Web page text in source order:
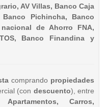
AV Villas, Banco Caja
Pichincha, Banco
de Ahorro FNA,
Banco Finandina y
comprando propiedades
(con descuento), entre
Apartamentos, Carros,